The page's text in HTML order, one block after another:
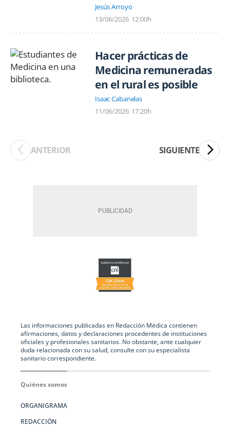
Jesús Arroyo
13/06/2026 12:00h
Hacer prácticas de
Medicina remuneradas
en el rural es posible
Isaac Cabanelas
11/06/2026 17:20h
ANTERIOR SIGUIENTE
Las informaciones publicadas en Redacción Médica contienen
afirmaciones, datos y declaraciones procedentes de instituciones
oficiales y profesionales sanitarios. No obstante, ante cualquier
duda relacionada con su salud, consulte con su especialista
sanitario correspondiente.
Quiénes somos
ORGANIGRAMA
REDACCIÓN